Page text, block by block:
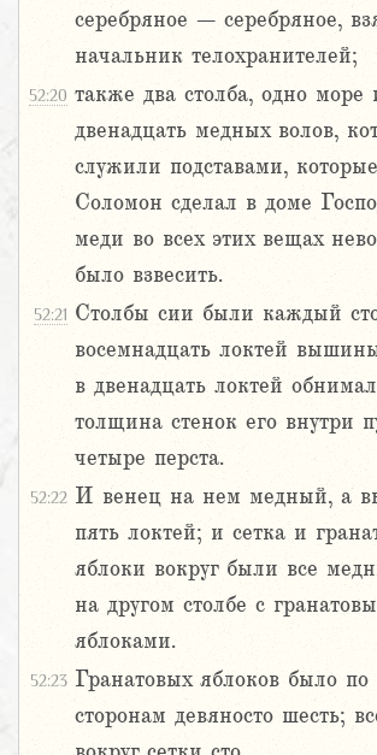
серебряное – серебряное,
начальник телохранителей;
52:20 также два столба, одно море
двенадцать медных волов,
служили подставами,
Соломон сделал в доме
меди во всех этих вещах
было взвесить.
52:21 Столбы сии были каждый
восемнадцать локтей
в двенадцать локтей
толщина стенок его внутри
четыре перста.
52:22 И венец на нем медный, а
пять локтей; и сетка и
яблоки вокруг были все
на другом столбе с
яблоками.
52:23 Гранатовых яблоков было по
сторонам девяносто шесть;